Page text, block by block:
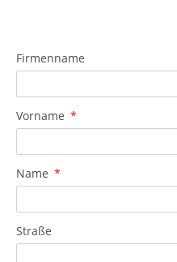
Firmenname
Vorname
Name
Straße